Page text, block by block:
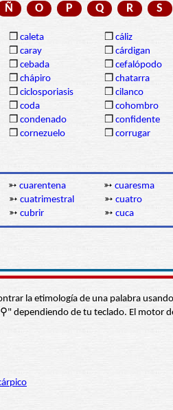
Ñ O P Q R S
❒ caleta ❒ cáliz
❒ caray ❒ cárdigan
❒ cebada ❒ cefalópodo
❒ chápiro ❒ chatarra
❒ ciclosporiasis ❒ cilanco
❒ coda ❒ cohombro
❒ condenado ❒ confidente
❒ cornezuelo ❒ corrugar
➳ cuarentena ➳ cuaresma
➳ cuatrimestral ➳ cuatro
➳ cubrir ➳ cuca
la etimología de una palabra
dependiendo de tu teclado. El motor